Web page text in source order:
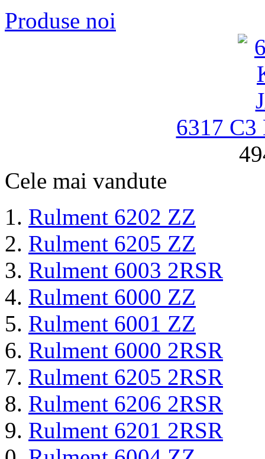
Produse noi
6317
Cele mai vandute
Rulment 6202 ZZ
Rulment 6205 ZZ
Rulment 6003 2RSR
Rulment 6000 ZZ
Rulment 6001 ZZ
Rulment 6000 2RSR
Rulment 6205 2RSR
Rulment 6206 2RSR
Rulment 6201 2RSR